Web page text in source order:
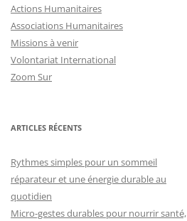
Actions Humanitaires
Associations Humanitaires
Missions à venir
Volontariat International
Zoom Sur
ARTICLES RÉCENTS
Rythmes simples pour un sommeil
réparateur et une énergie durable au
quotidien
Micro-gestes durables pour nourrir santé,